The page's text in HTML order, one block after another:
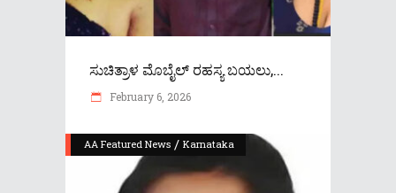
ಸುಚಿತ್ರಾಳ ಮೊಬೈಲ್ ರಹಸ್ಯ ಬಯಲು,...
February 6, 2026
AA Featured News / Karnataka